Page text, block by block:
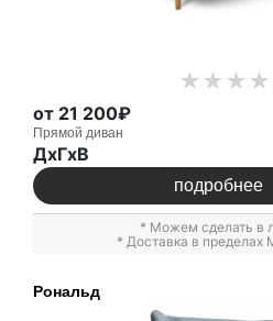
от 21 200₽
Прямой диван
ДxГxВ
подробнее
* Можем сделать в
* Доставка в пределах
Рональд